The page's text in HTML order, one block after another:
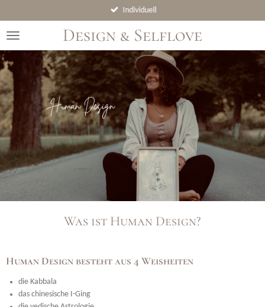
Hauptinhalt
springen
Design & Selflove
Individuell
Was ist Human Design?
Human Design besteht aus 4 Weisheiten
die Kabbala
das chinesische I-Ging